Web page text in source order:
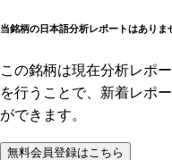
当銘柄の日本語分析レポートはありま
この銘柄は現在分析レポ
を行うことで、新着レポ
ができます。
無料会員登録はこちら